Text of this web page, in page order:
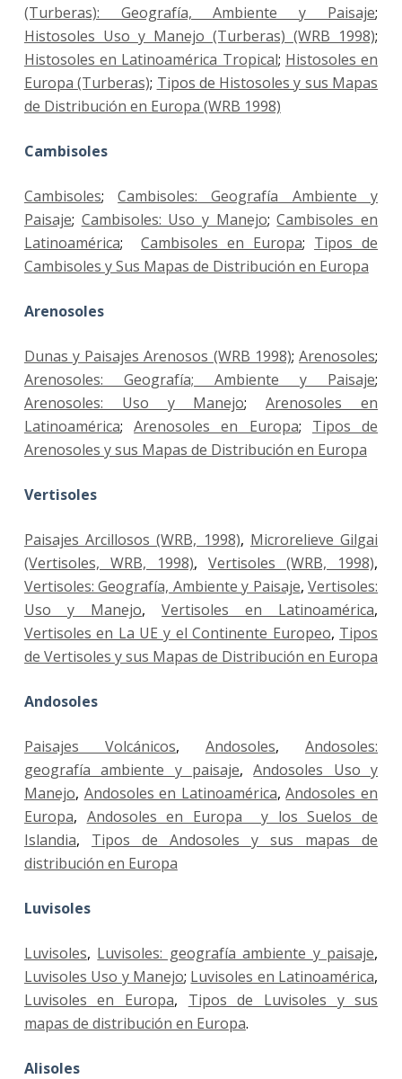
(Turberas): Geografía, Ambiente y Paisaje;
Histosoles Uso y Manejo (Turberas) (WRB 1998);
Histosoles en Latinoamérica Tropical; Histosoles en
Europa (Turberas); Tipos de Histosoles y sus Mapas
de Distribución en Europa (WRB 1998)
Cambisoles
Cambisoles;Cambisoles: Geografía Ambiente y
Paisaje; Cambisoles: Uso y Manejo;Cambisoles en
Latinoamérica; Cambisoles en Europa; Tipos de
Cambisoles y Sus Mapas de Distribución en Europa
Arenosoles
Dunas y Paisajes Arenosos (WRB 1998);Arenosoles;
Arenosoles: Geografía; Ambiente y Paisaje;
Arenosoles: Uso y Manejo;Arenosoles en
Latinoamérica;Arenosoles en Europa; Tipos de
Arenosoles y sus Mapas de Distribución en Europa
Vertisoles
Paisajes Arcillosos (WRB, 1998), Microrelieve Gilgai
(Vertisoles, WRB, 1998),Vertisoles (WRB, 1998),
Vertisoles: Geografía, Ambiente y Paisaje,Vertisoles:
Uso y Manejo,Vertisoles en Latinoamérica,
Vertisoles en La UE y el Continente Europeo, Tipos
de Vertisoles y sus Mapas de Distribución en Europa
Andosoles
Paisajes Volcánicos,Andosoles,Andosoles:
geografía ambiente y paisaje,Andosoles Uso y
Manejo, Andosoles en Latinoamérica,Andosoles en
Europa, Andosoles en Europa y los Suelos de
Islandia, Tipos de Andosoles y sus mapas de
distribución en Europa
Luvisoles
Luvisoles, Luvisoles: geografía ambiente y paisaje,
Luvisoles Uso y Manejo; Luvisoles en Latinoamérica,
Luvisoles en Europa, Tipos de Luvisoles y sus
mapas de distribución en Europa.
Alisoles